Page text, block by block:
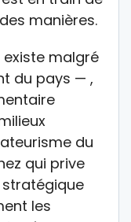
manières.
existe malgré
du pays — ,
du
qui prive
les